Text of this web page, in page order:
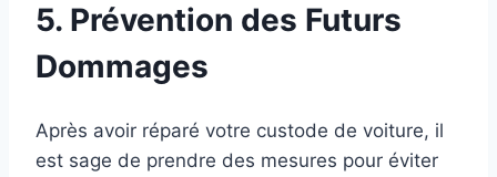
5. Prévention des Futurs
Dommages
Après avoir réparé votre custode de voiture, il
est sage de prendre des mesures pour éviter